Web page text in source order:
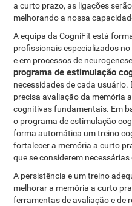
a curto prazo, as ligações
melhorando a nossa
A equipa da CogniFit está
profissionais especializados
e em processos de
programa de estimulação
necessidades de cada
precisa avaliação da memória
cognitivas fundamentais. Em
o programa de estimulação
forma automática um treino
fortalecer a memória a curto
que se considerem
A persistência e um treino
melhorar a memória a curto
ferramentas de avaliação e de